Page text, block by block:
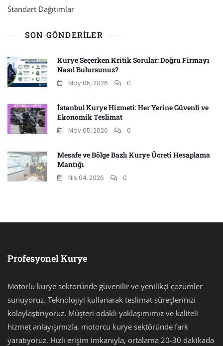
Standart Dağıtımlar
SON GÖNDERILER
Kurye Seçerken Kritik Sorular: Doğru Firmayı
Nasıl Bulursunuz?
May 05, 2026 0
İstanbul Kurye Hizmeti: Her Yerine Güvenli ve
Ekonomik Teslimat
May 05, 2026 0
Mesafe ve Bölge Bazlı Kurye Ücreti Hesaplama
Mantığı
Nis 04, 2026 0
Profesyonel Kurye
Motorlu kurye sektöründe güvenilir ve yenilikçi çözümler
sunuyoruz. Teknolojiyi kullanarak teslimat süreçlerinizi
kolaylaştırıyoruz. Müşteri odaklı yaklaşımımız ve kaliteli
hizmet anlayışımızla, motorcu kurye sektöründe fark
yaratıyoruz. Hızlı erişim imkanıyla, ortalama 20-30 dakikada